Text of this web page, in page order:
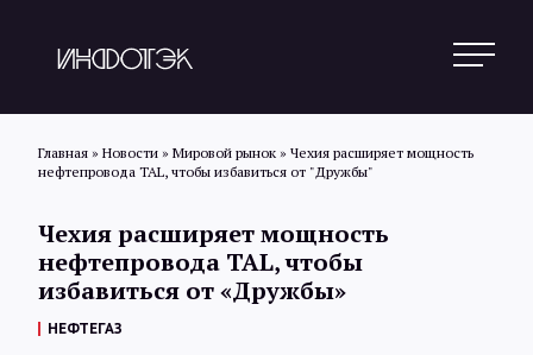
Новости
Главная » Новости » Мировой рынок » Чехия расширяет мощность
нефтепровода TAL, чтобы избавиться от "Дружбы"
Чехия расширяет мощность
нефтепровода TAL, чтобы
избавиться от «Дружбы»
НЕФТЕГАЗ